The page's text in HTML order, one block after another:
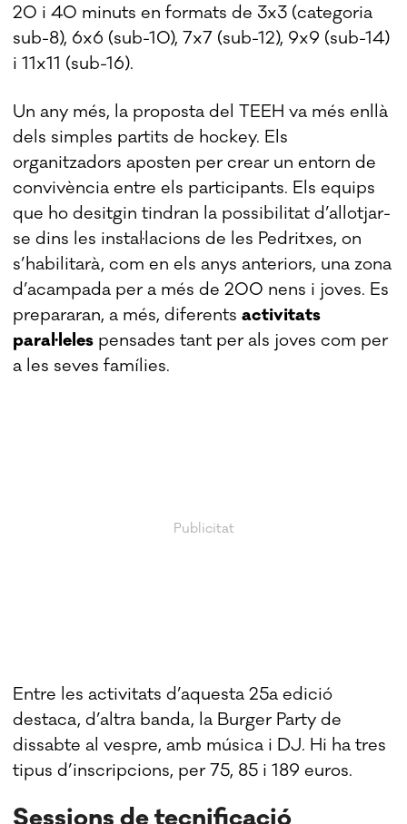
20 i 40 minuts en formats de 3x3 (categoria
sub-8), 6x6 (sub-10), 7x7 (sub-12), 9x9 (sub-14)
i 11x11 (sub-16).
Un any més, la proposta del TEEH va més enllà
dels simples partits de hockey. Els
organitzadors aposten per crear un entorn de
convivència entre els participants. Els equips
que ho desitgin tindran la possibilitat d’allotjar-
se dins les instal·lacions de les Pedritxes, on
s’habilitarà, com en els anys anteriors, una zona
d’acampada per a més de 200 nens i joves. Es
prepararan, a més, diferentsactivitats
paral·leles pensades tant per als joves com per
a les seves famílies.
Entre les activitats d’aquesta 25a edició
destaca, d’altra banda, la Burger Party de
dissabte al vespre, amb música i DJ. Hi ha tres
tipus d’inscripcions, per 75, 85 i 189 euros.